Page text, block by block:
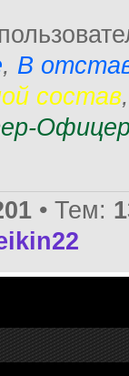
, В
состав
• Тем: